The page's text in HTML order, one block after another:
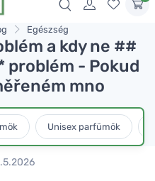
Egészség
a kdy ne ##
problém - Pokud
mno
Unisex parfümök